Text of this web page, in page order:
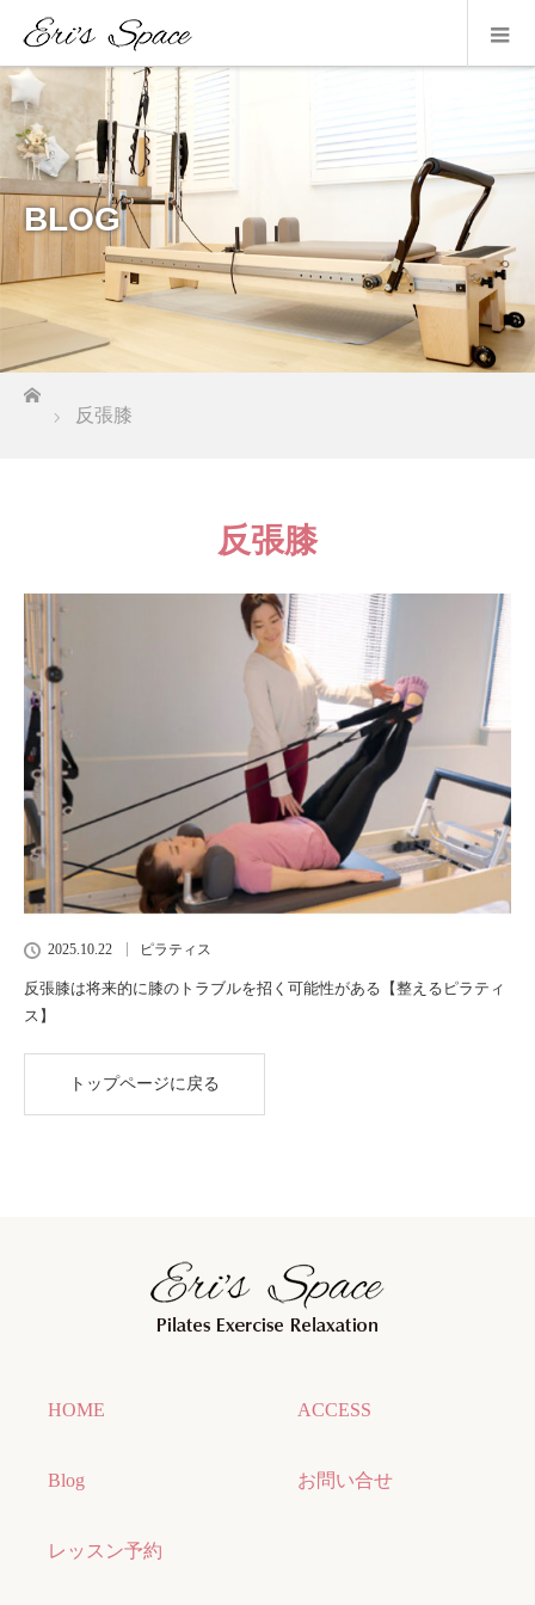
BLOG
ホーム
反張膝
反張膝
2025.10.22 ピラティス
反張膝は将来的に膝のトラブルを招く可能性がある【整えるピラティ
ス】
トップページに戻る
HOME ACCESS
Blog お問い合せ
レッスン予約